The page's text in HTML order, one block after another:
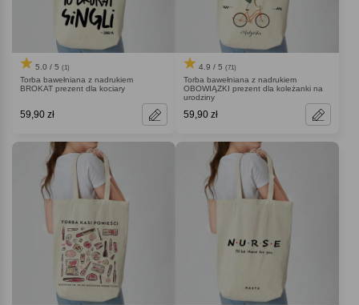
5.0 / 5 (1)
Torba bawełniana z nadrukiem
BROKAT prezent dla kociary
59,90 zł
4.9 / 5 (71)
Torba bawełniana z nadrukiem
OBOWIĄZKI prezent dla koleżanki na
urodziny
59,90 zł